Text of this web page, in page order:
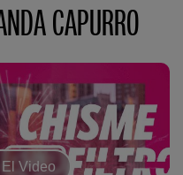
CAPURRO
Video